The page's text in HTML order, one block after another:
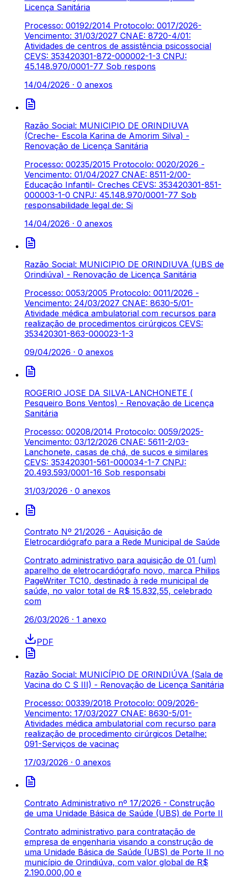
Licença Sanitária
Processo: 00192/2014 Protocolo: 0017/2026-
Vencimento: 31/03/2027 CNAE: 8720-4/01:
Atividades de centros de assistência psicossocial
CEVS: 353420301-872-000002-1-3 CNPJ:
45.148.970/0001-77 Sob respons
14/04/2026 · 0 anexos
Razão Social: MUNICIPIO DE ORINDIUVA
(Creche- Escola Karina de Amorim Silva) -
Renovação de Licença Sanitária
Processo: 00235/2015 Protocolo: 0020/2026 -
Vencimento: 01/04/2027 CNAE: 8511-2/00-
Educação Infantil- Creches CEVS: 353420301-851-
000003-1-0 CNPJ: 45.148.970/0001-77 Sob
responsabilidade legal de: Si
14/04/2026 · 0 anexos
Razão Social: MUNICIPIO DE ORINDIUVA (UBS de
Orindiúva) - Renovação de Licença Sanitária
Processo: 0053/2005 Protocolo: 0011/2026 -
Vencimento: 24/03/2027 CNAE: 8630-5/01-
Atividade médica ambulatorial com recursos para
realização de procedimentos cirúrgicos CEVS:
353420301-863-000023-1-3
09/04/2026 · 0 anexos
ROGERIO JOSE DA SILVA-LANCHONETE (
Pesqueiro Bons Ventos) - Renovação de Licença
Sanitária
Processo: 00208/2014 Protocolo: 0059/2025-
Vencimento: 03/12/2026 CNAE: 5611-2/03-
Lanchonete, casas de chá, de sucos e similares
CEVS: 353420301-561-000034-1-7 CNPJ:
20.493.593/0001-16 Sob responsabi
31/03/2026 · 0 anexos
Contrato Nº 21/2026 - Aquisição de
Eletrocardiógrafo para a Rede Municipal de Saúde
Contrato administrativo para aquisição de 01 (um)
aparelho de eletrocardiógrafo novo, marca Philips
PageWriter TC10, destinado à rede municipal de
saúde, no valor total de R$ 15.832,55, celebrado
com
26/03/2026 · 1 anexo
PDF
Razão Social: MUNICÍPIO DE ORINDIÚVA (Sala de
Vacina do C S III) - Renovação de Licença Sanitária
Processo: 00339/2018 Protocolo: 009/2026-
Vencimento: 17/03/2027 CNAE: 8630-5/01-
Atividades médica ambulatorial com recurso para
realização de procedimento cirúrgicos Detalhe:
091-Serviços de vacinaç
17/03/2026 · 0 anexos
Contrato Administrativo nº 17/2026 - Construção
de uma Unidade Básica de Saúde (UBS) de Porte II
Contrato administrativo para contratação de
empresa de engenharia visando a construção de
uma Unidade Básica de Saúde (UBS) de Porte II no
município de Orindiúva, com valor global de R$
2.190.000,00 e